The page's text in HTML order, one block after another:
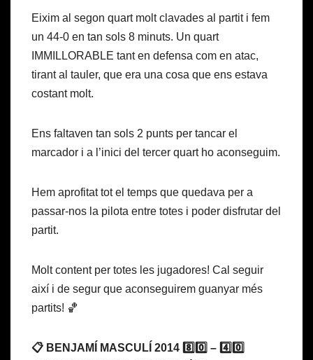
Eixim al segon quart molt clavades al partit i fem
un 44-0 en tan sols 8 minuts. Un quart
IMMILLORABLE tant en defensa com en atac,
tirant al tauler, que era una cosa que ens estava
costant molt.
Ens faltaven tan sols 2 punts per tancar el
marcador i a l’inici del tercer quart ho aconseguim.
Hem aprofitat tot el temps que quedava per a
passar-nos la pilota entre totes i poder disfrutar del
partit.
Molt content per totes les jugadores! Cal seguir
així i de segur que aconseguirem guanyar més
partits! 🏀
📋 BENJAMÍ MASCULÍ 2014 8️⃣0️⃣ – 4️⃣0️⃣